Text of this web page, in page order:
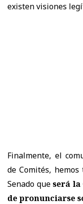
existen visiones
Finalmente, el
de Comités,
Senado queserá la
de pronunciarse